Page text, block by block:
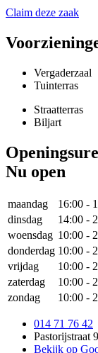
Claim deze zaak
Vergaderzaal
Tuinterras
Straatterras
Biljart
Nu open
maandag 16:00 -
dinsdag
14:00 -
woensdag 10:00 -
donderdag 10:00 -
vrijdag
10:00 -
zaterdag
10:00 -
zondag
10:00 -
014 71 76 42
Pastorijstraat 9
Bekijk op